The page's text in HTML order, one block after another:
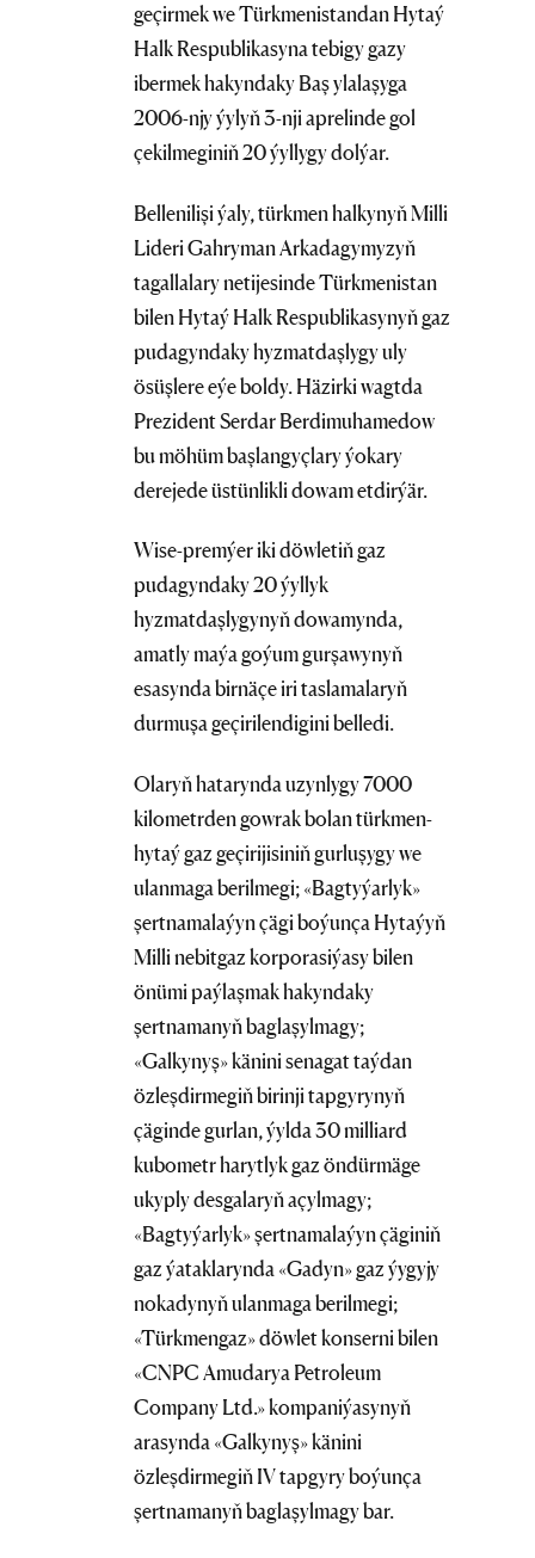
geçirmek we Türkmenistandan Hytaý
Halk Respublikasyna tebigy gazy
ibermek hakyndaky Baş ylalaşyga
2006-njy ýylyň 3-nji aprelinde gol
çekilmeginiň 20 ýyllygy dolýar.
Bellenilişi ýaly, türkmen halkynyň Milli
Lideri Gahryman Arkadagymyzyň
tagallalary netijesinde Türkmenistan
bilen Hytaý Halk Respublikasynyň gaz
pudagyndaky hyzmatdaşlygy uly
ösüşlere eýe boldy. Häzirki wagtda
Prezident Serdar Berdimuhamedow
bu möhüm başlangyçlary ýokary
derejede üstünlikli dowam etdirýär.
Wise-premýer iki döwletiň gaz
pudagyndaky 20 ýyllyk
hyzmatdaşlygynyň dowamynda,
amatly maýa goýum gurşawynyň
esasynda birnäçe iri taslamalaryň
durmuşa geçirilendigini belledi.
Olaryň hatarynda uzynlygy 7000
kilometrden gowrak bolan türkmen-
hytaý gaz geçirijisiniň gurluşygy we
ulanmaga berilmegi; «Bagtyýarlyk»
şertnamalaýyn çägi boýunça Hytaýyň
Milli nebitgaz korporasiýasy bilen
önümi paýlaşmak hakyndaky
şertnamanyň baglaşylmagy;
«Galkynyş» känini senagat taýdan
özleşdirmegiň birinji tapgyrynyň
çäginde gurlan, ýylda 30 milliard
kubometr harytlyk gaz öndürmäge
ukyply desgalaryň açylmagy;
«Bagtyýarlyk» şertnamalaýyn çäginiň
gaz ýataklarynda «Gadyn» gaz ýygyjy
nokadynyň ulanmaga berilmegi;
«Türkmengaz» döwlet konserni bilen
«CNPC Amudarya Petroleum
Company Ltd.» kompaniýasynyň
arasynda «Galkynyş» känini
özleşdirmegiň IV tapgyry boýunça
şertnamanyň baglaşylmagy bar.